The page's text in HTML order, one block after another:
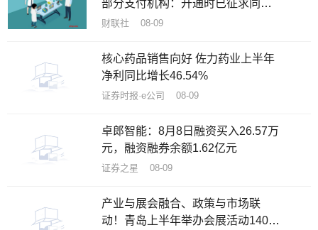
部分支付机构：开通时已征求同
意，自身不存储用户脸部数据
财联社 08-09
核心药品销售向好 佐力药业上半年
净利同比增长46.54%
证券时报·e公司 08-09
卓郎智能：8月8日融资买入26.57万
元，融资融券余额1.62亿元
证券之星 08-09
产业与展会融合、政策与市场联
动！青岛上半年举办会展活动140余